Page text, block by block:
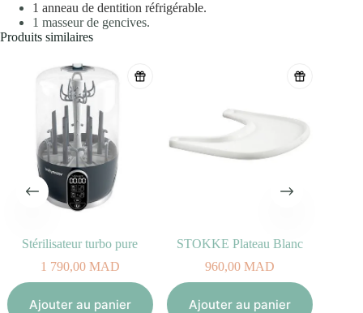
1 anneau de dentition réfrigérable.
1 masseur de gencives.
Produits similaires
Stérilisateur turbo pure
1 790,00MAD
Ajouter au panier
STOKKE Plateau Blanc
960,00MAD
Ajouter au panier